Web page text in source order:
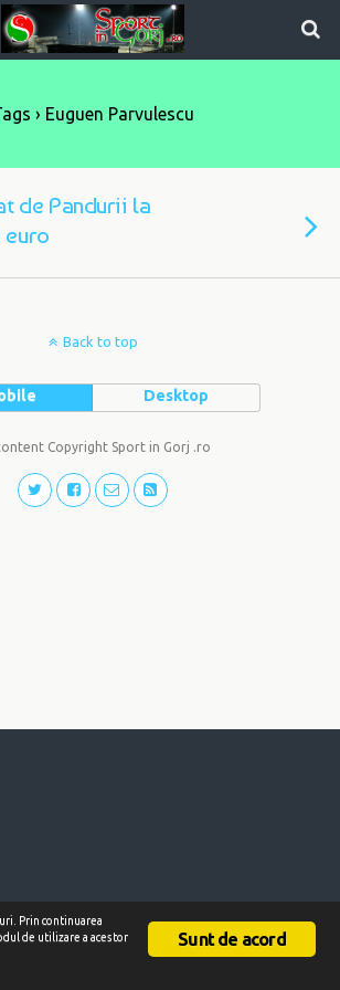
› Euguen Parvulescu
de Pandurii la
Back to top
Desktop
Copyright Sport in Gorj .ro
Sunt de acord
Prin continuarea
de utilizare a acestor